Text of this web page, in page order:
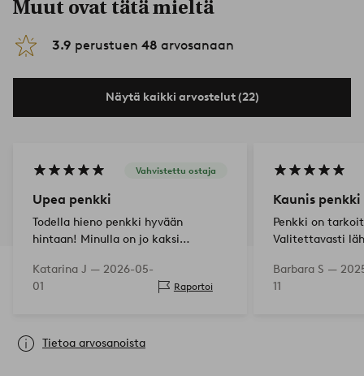
Muut ovat tätä mieltä
3.9 perustuen 48 arvosanaan
Näytä kaikki arvostelut (22)
Vahvistettu ostaja
Upea penkki
Todella hieno penkki hyvään
hintaan! Minulla on jo kaksi
yhden lisää eteiseeni👍
Katarina J — 2026-05-
01
Raportoi
Kaunis penkki
Penkki on
Valitettavasti
aikaa vaihtaa
Barbara S —
11
Tietoa arvosanoista